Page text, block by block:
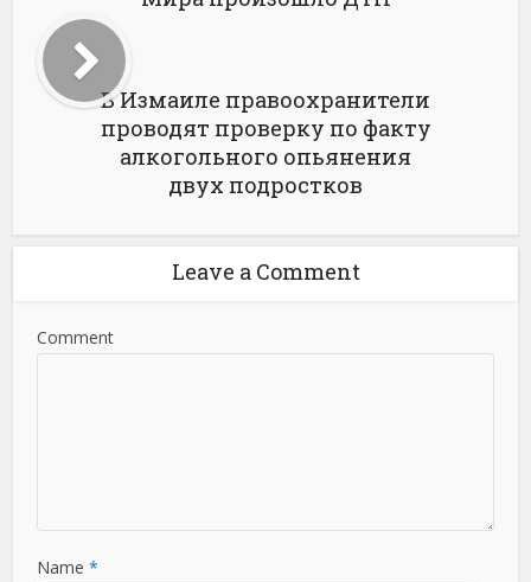
В Измаиле правоохранители
проводят проверку по факту
алкогольного опьянения
двух подростков
Leave a Comment
Comment
Name *